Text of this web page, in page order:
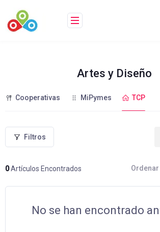
contenido
Artes y Diseño
Cooperativas MiPymes TCP
Filtros
0Artículos Encontrados
No se han encontrado